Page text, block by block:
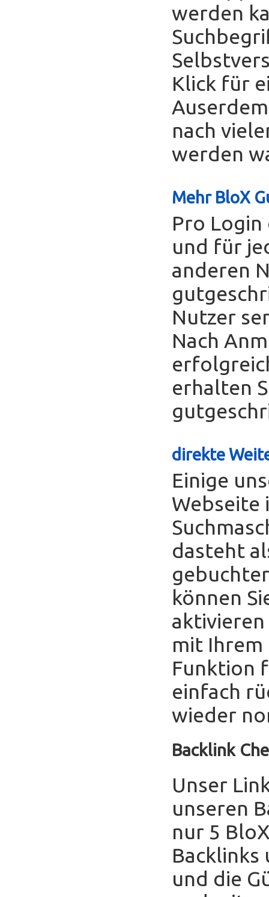
werden
Klick für
nach
werden
Mehr BloX
Pro Login
und für
anderen
Nutzer
Nach
erhalten
direkte
Einige
Webseite
dasteht
können
aktivieren
mit Ihrem
Funktion
einfach
wieder
Backlink
Unser
unseren
nur 5
und die